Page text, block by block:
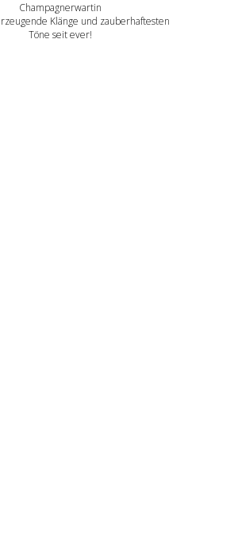
Champagnerwartin
Klänge und zauberhaftesten
Töne seit ever!